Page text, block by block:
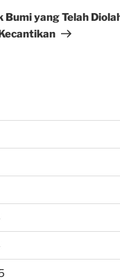
yang Telah